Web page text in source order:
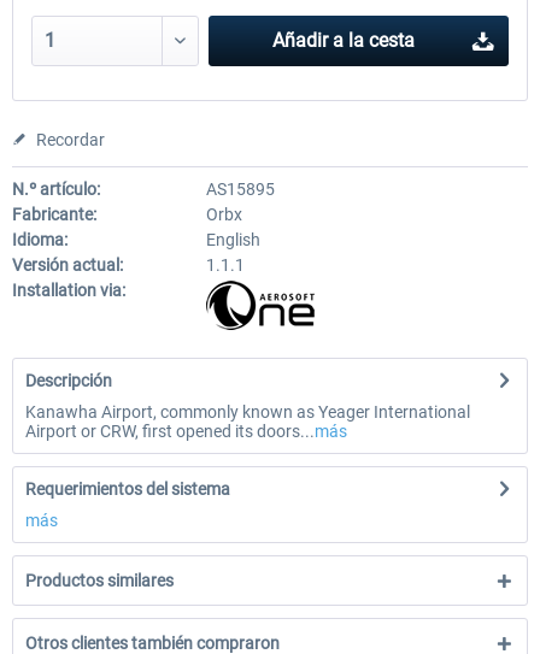
Añadir a la cesta
Recordar
N.º artículo:
AS15895
Fabricante:
Orbx
Idioma:
English
Versión actual:
1.1.1
Installation via:
Descripción
Kanawha Airport, commonly known as Yeager International
Airport or CRW, first opened its doors...más
Requerimientos del sistema
más
Productos similares
Otros clientes también compraron